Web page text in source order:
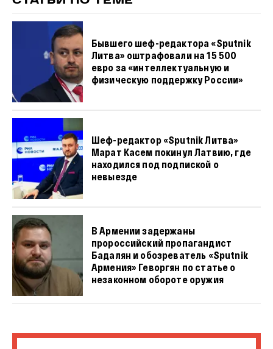
Бывшего шеф-редактора «Sputnik
Литва» оштрафовали на 15 500
евро за «интеллектуальную и
физическую поддержку России»
Шеф-редактор «Sputnik Литва»
Марат Касем покинул Латвию, где
находился под подпиской о
невыезде
В Армении задержаны
пророссийский пропагандист
Бадалян и обозреватель «Sputnik
Армения» Геворгян по статье о
незаконном обороте оружия